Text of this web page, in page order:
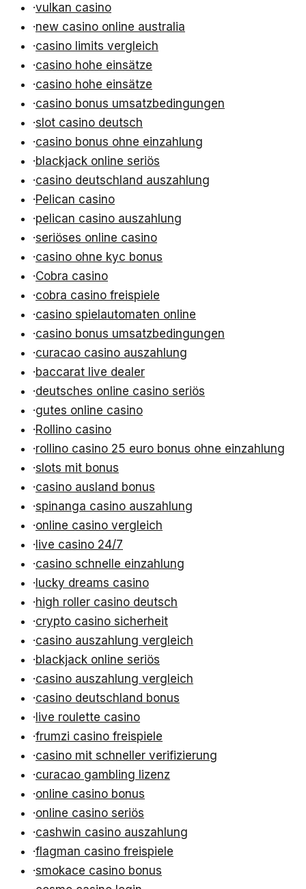
·vulkan casino
·new casino online australia
·casino limits vergleich
·casino hohe einsätze
·casino hohe einsätze
·casino bonus umsatzbedingungen
·slot casino deutsch
·casino bonus ohne einzahlung
·blackjack online seriös
·casino deutschland auszahlung
·Pelican casino
·pelican casino auszahlung
·seriöses online casino
·casino ohne kyc bonus
·Cobra casino
·cobra casino freispiele
·casino spielautomaten online
·casino bonus umsatzbedingungen
·curacao casino auszahlung
·baccarat live dealer
·deutsches online casino seriös
·gutes online casino
·Rollino casino
·rollino casino 25 euro bonus ohne einzahlung
·slots mit bonus
·casino ausland bonus
·spinanga casino auszahlung
·online casino vergleich
· live casino 24/7
·casino schnelle einzahlung
· lucky dreams casino
·high roller casino deutsch
·crypto casino sicherheit
·casino auszahlung vergleich
·blackjack online seriös
·casino auszahlung vergleich
·casino deutschland bonus
· live roulette casino
·frumzi casino freispiele
·casino mit schneller verifizierung
·curacao gambling lizenz
·online casino bonus
·online casino seriös
·cashwin casino auszahlung
·flagman casino freispiele
·smokace casino bonus